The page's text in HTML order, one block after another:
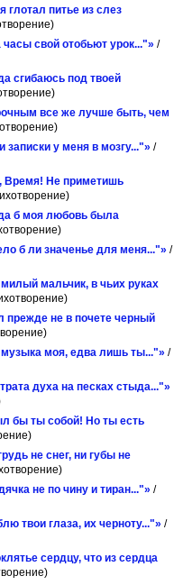
глотал питье из слез
свой отобьют урок..."» /
сгибаюсь под твоей
все же лучше быть, чем
записки у меня в мозгу..."» /
Время! Не приметишь
б моя любовь была
б ли значенье для меня..."» /
мальчик, в чьих руках
прежде не в почете черный
моя, едва лишь ты..."» /
духа на песках стыда..."»
бы ты собой! Но ты есть
не снег, ни губы не
не по чину и тиран..."» /
твои глаза, их черноту..."» /
сердцу, что из сердца